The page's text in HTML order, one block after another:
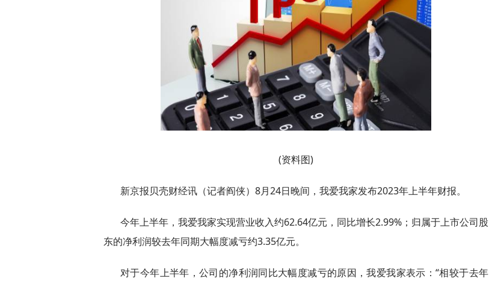
(资料图)
新京报贝壳财经讯（记者阎侠）8月24日晚间，我爱我家发布2023年上半年财报。
今年上半年，我爱我家实现营业收入约62.64亿元，同比增长2.99%；归属于上市公司股
东的净利润较去年同期大幅度减亏约3.35亿元。
对于今年上半年，公司的净利润同比大幅度减亏的原因，我爱我家表示：“相较于去年